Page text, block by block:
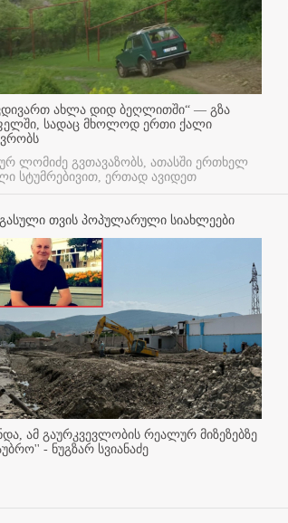
ახლა დიდ ბეღლითში“ — გზა
სადაც მხოლოდ ერთი ქალი
ლომიძე გვთავაზობს, ათასში ერთხელ
სტუმრებივით, ერთად ავიდეთ
გასული თვის პოპულარული სიახლეები
ამ გაურკვევლობის რეალურ მიზეზებზე
- ნუგზარ სვიანაძე